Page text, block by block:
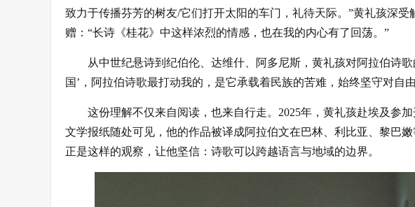
致力于传播芬芳的树友/它们打开太阳的车门，礼待天际。”黄礼孩深
赠：“长诗《桂花》中这样浓烈的情感，也在我的内心有了回荡。”
从中世纪悬诗到纪伯伦、达维什、阿多尼斯，黄礼孩对阿拉伯诗
国’，阿拉伯诗歌最打动我的，是它承载着民族的苦难，始终坚守对自
这份理解不仅来自阅读，也来自行走。2025年，黄礼孩赴埃及参
文学报纸随处可见，他的作品被译成阿拉伯文在巴林、利比亚、黎巴
正是这样的观察，让他坚信：诗歌可以跨越语言与地域的边界。